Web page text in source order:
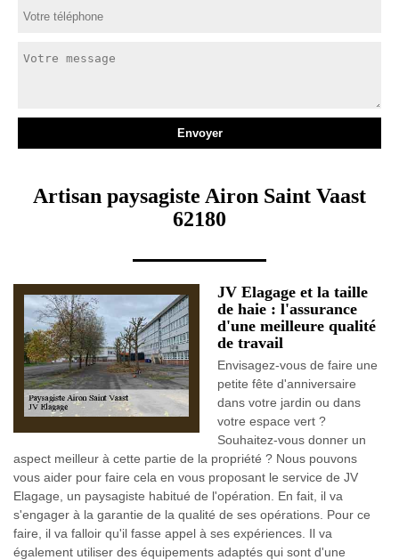
Artisan paysagiste Airon Saint Vaast
62180
JV Elagage et la taille
de haie : l'assurance
d'une meilleure qualité
de travail
Envisagez-vous de faire une
petite fête d'anniversaire
dans votre jardin ou dans
votre espace vert ?
Souhaitez-vous donner un
aspect meilleur à cette partie de la propriété ? Nous pouvons
vous aider pour faire cela en vous proposant le service de JV
Elagage, un paysagiste habitué de l'opération. En fait, il va
s'engager à la garantie de la qualité de ses opérations. Pour ce
faire, il va falloir qu'il fasse appel à ses expériences. Il va
également utiliser des équipements adaptés qui sont d'une